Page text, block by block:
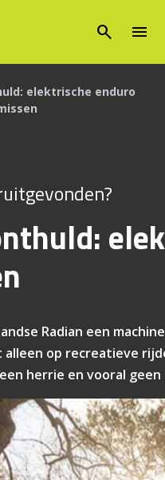
search menu
elektrische enduro
Radian een
op recreatieve
herrie en vooral geen